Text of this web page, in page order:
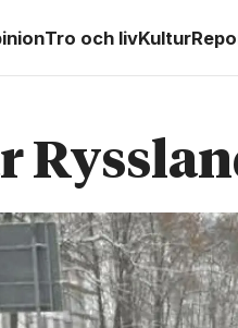
Tro och livKultur